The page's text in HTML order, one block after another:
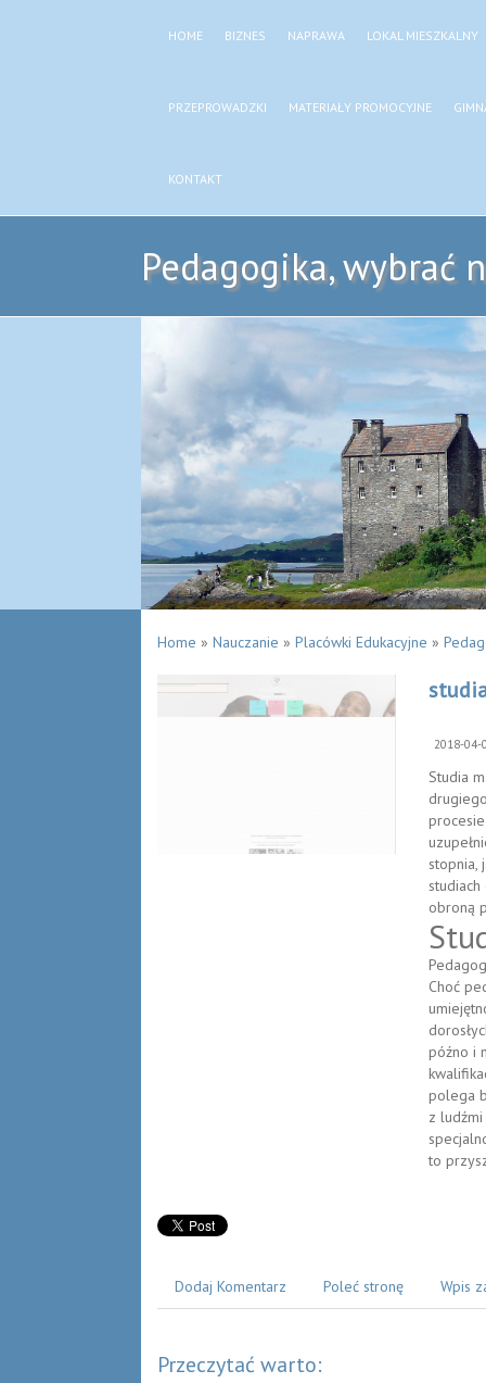
HOME BIZNES NAPRAWA LOKAL MIESZKALNY
PRZEPROWADZKI MATERIAŁY PROMOCYJNE
KONTAKT
Pedagogika, wybrać
Home » Nauczanie » Placówki Edukacyjne »
2018-04-
Studia
stopnia,
obroną
Choć
późno i
polega
z
to
Dodaj Komentarz Poleć stronę Wpis
Przeczytać warto: